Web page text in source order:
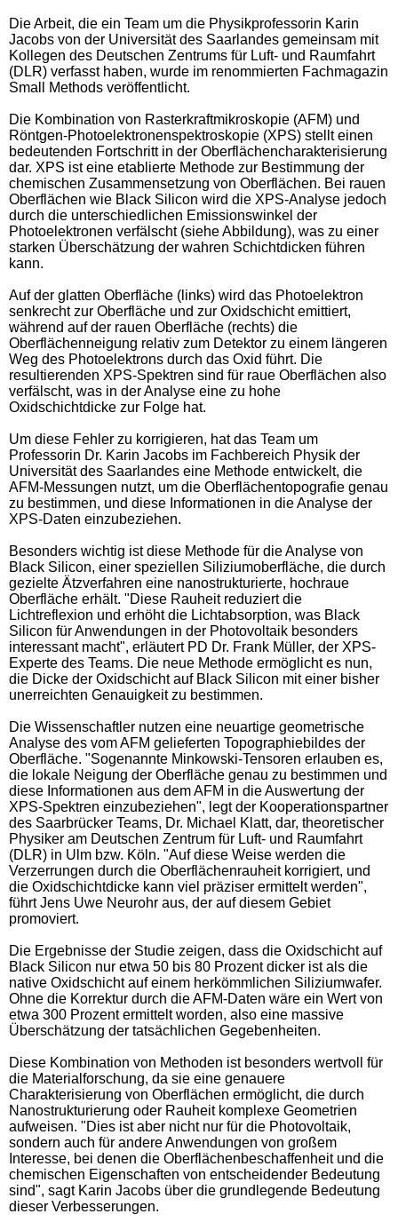
Die Arbeit, die ein Team um die Physikprofessorin Karin
Jacobs von der Universität des Saarlandes gemeinsam mit
Kollegen des Deutschen Zentrums für Luft- und Raumfahrt
(DLR) verfasst haben, wurde im renommierten Fachmagazin
Small Methods veröffentlicht.
Die Kombination von Rasterkraftmikroskopie (AFM) und
Röntgen-Photoelektronenspektroskopie (XPS) stellt einen
bedeutenden Fortschritt in der Oberflächencharakterisierung
dar. XPS ist eine etablierte Methode zur Bestimmung der
chemischen Zusammensetzung von Oberflächen. Bei rauen
Oberflächen wie Black Silicon wird die XPS-Analyse jedoch
durch die unterschiedlichen Emissionswinkel der
Photoelektronen verfälscht (siehe Abbildung), was zu einer
starken Überschätzung der wahren Schichtdicken führen
kann.
Auf der glatten Oberfläche (links) wird das Photoelektron
senkrecht zur Oberfläche und zur Oxidschicht emittiert,
während auf der rauen Oberfläche (rechts) die
Oberflächenneigung relativ zum Detektor zu einem längeren
Weg des Photoelektrons durch das Oxid führt. Die
resultierenden XPS-Spektren sind für raue Oberflächen also
verfälscht, was in der Analyse eine zu hohe
Oxidschichtdicke zur Folge hat.
Um diese Fehler zu korrigieren, hat das Team um
Professorin Dr. Karin Jacobs im Fachbereich Physik der
Universität des Saarlandes eine Methode entwickelt, die
AFM-Messungen nutzt, um die Oberflächentopografie genau
zu bestimmen, und diese Informationen in die Analyse der
XPS-Daten einzubeziehen.
Besonders wichtig ist diese Methode für die Analyse von
Black Silicon, einer speziellen Siliziumoberfläche, die durch
gezielte Ätzverfahren eine nanostrukturierte, hochraue
Oberfläche erhält. "Diese Rauheit reduziert die
Lichtreflexion und erhöht die Lichtabsorption, was Black
Silicon für Anwendungen in der Photovoltaik besonders
interessant macht", erläutert PD Dr. Frank Müller, der XPS-
Experte des Teams. Die neue Methode ermöglicht es nun,
die Dicke der Oxidschicht auf Black Silicon mit einer bisher
unerreichten Genauigkeit zu bestimmen.
Die Wissenschaftler nutzen eine neuartige geometrische
Analyse des vom AFM gelieferten Topographiebildes der
Oberfläche. "Sogenannte Minkowski-Tensoren erlauben es,
die lokale Neigung der Oberfläche genau zu bestimmen und
diese Informationen aus dem AFM in die Auswertung der
XPS-Spektren einzubeziehen", legt der Kooperationspartner
des Saarbrücker Teams, Dr. Michael Klatt, dar, theoretischer
Physiker am Deutschen Zentrum für Luft- und Raumfahrt
(DLR) in Ulm bzw. Köln. "Auf diese Weise werden die
Verzerrungen durch die Oberflächenrauheit korrigiert, und
die Oxidschichtdicke kann viel präziser ermittelt werden",
führt Jens Uwe Neurohr aus, der auf diesem Gebiet
promoviert.
Die Ergebnisse der Studie zeigen, dass die Oxidschicht auf
Black Silicon nur etwa 50 bis 80 Prozent dicker ist als die
native Oxidschicht auf einem herkömmlichen Siliziumwafer.
Ohne die Korrektur durch die AFM-Daten wäre ein Wert von
etwa 300 Prozent ermittelt worden, also eine massive
Überschätzung der tatsächlichen Gegebenheiten.
Diese Kombination von Methoden ist besonders wertvoll für
die Materialforschung, da sie eine genauere
Charakterisierung von Oberflächen ermöglicht, die durch
Nanostrukturierung oder Rauheit komplexe Geometrien
aufweisen. "Dies ist aber nicht nur für die Photovoltaik,
sondern auch für andere Anwendungen von großem
Interesse, bei denen die Oberflächenbeschaffenheit und die
chemischen Eigenschaften von entscheidender Bedeutung
sind", sagt Karin Jacobs über die grundlegende Bedeutung
dieser Verbesserungen.